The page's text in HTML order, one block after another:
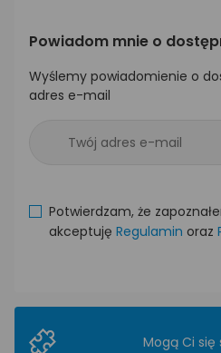
Powiadom mnie o
Wyślemy powiadomienie o
adres e-mail
Potwierdzam, że
akceptuję Regulamin oraz
Mogą Ci